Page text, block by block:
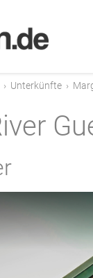
› Unterkünfte ›